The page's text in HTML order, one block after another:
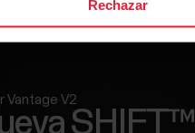
Rechazar
Vantage V2
SHIFT™